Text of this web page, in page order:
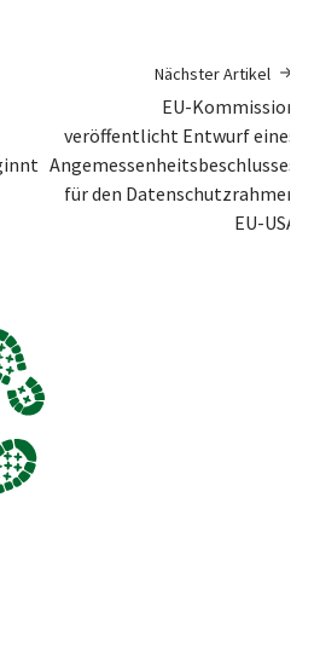
Nächster Artikel
EU-Kommission
veröffentlicht Entwurf eines
Angemessenheitsbeschlusses
für den Datenschutzrahmen
EU-USA